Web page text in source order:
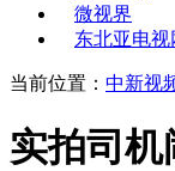
微视界
东北亚电视
当前位置： 中新视
实拍司机